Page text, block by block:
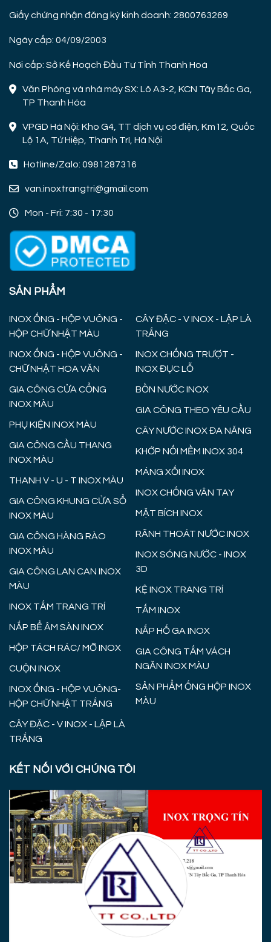
Giấy chứng nhận đăng ký kinh doanh: 2800763269
Ngày cấp: 04/09/2003
Nơi cấp: Sở Kế Hoạch Đầu Tư Tỉnh Thanh Hoá
Văn Phòng và nhà máy SX: Lô A3-2, KCN Tây Bắc Ga,
TP Thanh Hóa
VPGD Hà Nội: Kho G4, TT dịch vụ cơ điện, Km12, Quốc
Lộ 1A, Tứ Hiệp, Thanh Trì, Hà Nội
Hotline/Zalo: 0981287316
van.inoxtrangtri@gmail.com
Mon - Fri: 7:30 - 17:30
SẢN PHẨM
INOX ỐNG - HỘP VUÔNG -
HỘP CHỮ NHẬT MÀU
INOX ỐNG - HỘP VUÔNG -
CHỮ NHẬT HOA VĂN
GIA CÔNG CỬA CỔNG
INOX MÀU
PHỤ KIỆN INOX MÀU
GIA CÔNG CẦU THANG
INOX MÀU
THANH V - U - T INOX MÀU
GIA CÔNG KHUNG CỬA SỔ
INOX MÀU
GIA CÔNG HÀNG RÀO
INOX MÀU
GIA CÔNG LAN CAN INOX
MÀU
INOX TẤM TRANG TRÍ
NẮP BỂ ÂM SÀN INOX
HỘP TÁCH RÁC/ MỠ INOX
CUỘN INOX
INOX ỐNG - HỘP VUÔNG-
HỘP CHỮ NHẬT TRẮNG
CÂY ĐẶC - V INOX - LẬP LÀ
TRẮNG
CÂY ĐẶC - V INOX - LẬP LÀ
TRẮNG
INOX CHỐNG TRƯỢT -
INOX ĐỤC LỖ
BỒN NƯỚC INOX
GIA CÔNG THEO YÊU CẦU
CÂY NƯỚC INOX ĐA NĂNG
KHỚP NỐI MỀM INOX 304
MÁNG XỐI INOX
INOX CHỐNG VÂN TAY
MẶT BÍCH INOX
RÃNH THOÁT NƯỚC INOX
INOX SÓNG NƯỚC - INOX
3D
KỆ INOX TRANG TRÍ
TẤM INOX
NẮP HỐ GA INOX
GIA CÔNG TẤM VÁCH
NGĂN INOX MÀU
SẢN PHẨM ỐNG HỘP INOX
MÀU
KẾT NỐI VỚI CHÚNG TÔI